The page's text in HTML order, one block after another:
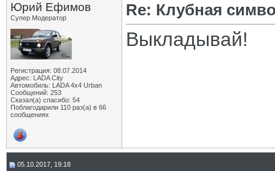
Юрий Ефимов
Супер Модератор
Регистрация: 08.07.2014
Адрес: LADA City
Автомобиль: LADA 4x4 Urban
Сообщений: 253
Сказал(а) спасибо: 54
Поблагодарили 110 раз(а) в 66
сообщениях
Re: Клубная
Выкладывай!
05.10.2017, 19:18